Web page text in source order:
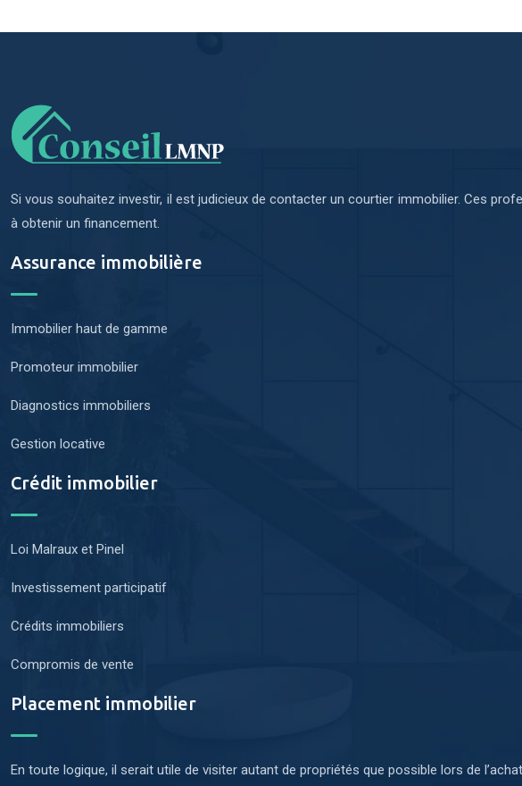
Si vous souhaitez investir, il est judicieux de contacter un courtier immobilier. Ces
à obtenir un financement.
Assurance immobilière
Immobilier haut de gamme
Promoteur immobilier
Diagnostics immobiliers
Gestion locative
Crédit immobilier
Loi Malraux et Pinel
Investissement participatif
Crédits immobiliers
Compromis de vente
Placement immobilier
En toute logique, il serait utile de visiter autant de propriétés que possible lors de